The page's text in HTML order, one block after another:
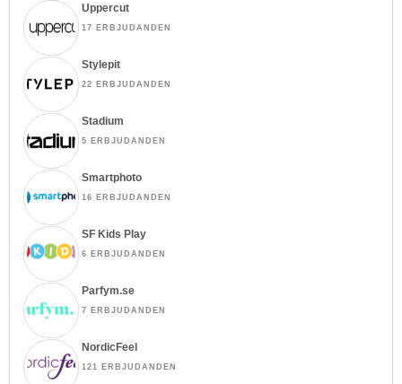
Uppercut
17 ERBJUDANDEN
Stylepit
22 ERBJUDANDEN
Stadium
5 ERBJUDANDEN
Smartphoto
16 ERBJUDANDEN
SF Kids Play
6 ERBJUDANDEN
Parfym.se
7 ERBJUDANDEN
NordicFeel
121 ERBJUDANDEN